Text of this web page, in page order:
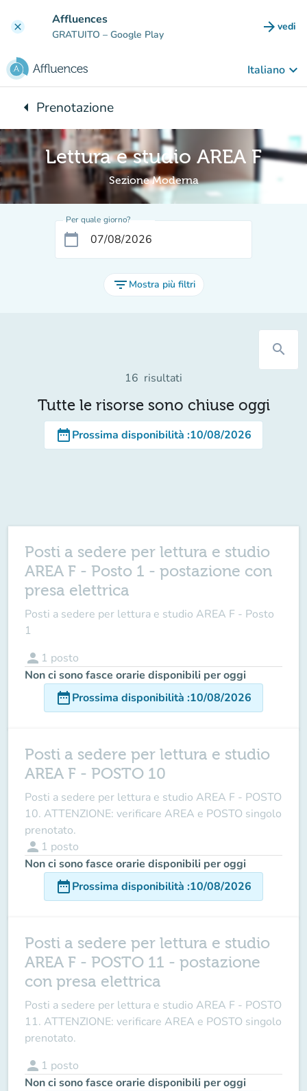
clear Affluences
GRATUITO – Google Play arrow_forward vedi
Italiano keyboard_arrow_down
arrow_leftTorna a:
Prenotazione
Lettura e studio AREA F
Sezione Moderna
Per quale giorno?
calendar_today
filter_list Mostra più filtri
search
16 risultati
Tutte le risorse sono chiuse oggi
date_rangeProssima disponibilità :10/08/2026
Posti a sedere per lettura e studio
AREA F - Posto 1 - postazione con
presa elettrica
Posti a sedere per lettura e studio AREA F - Posto
1
person 1 posto
Non ci sono fasce orarie disponibili per oggi
date_rangeProssima disponibilità :10/08/2026
Posti a sedere per lettura e studio
AREA F - POSTO 10
Posti a sedere per lettura e studio AREA F - POSTO
10. ATTENZIONE: verificare AREA e POSTO singolo
prenotato.
person 1 posto
Non ci sono fasce orarie disponibili per oggi
date_rangeProssima disponibilità :10/08/2026
Posti a sedere per lettura e studio
AREA F - POSTO 11 - postazione
con presa elettrica
Posti a sedere per lettura e studio AREA F - POSTO
11. ATTENZIONE: verificare AREA e POSTO singolo
prenotato.
person 1 posto
Non ci sono fasce orarie disponibili per oggi